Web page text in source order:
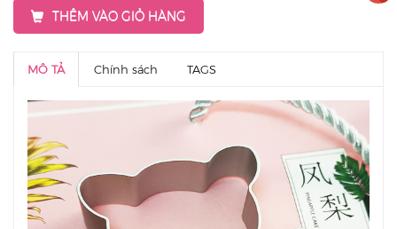
THÊM VÀO GIỎ HÀNG
MÔ TẢ Chính sách TAGS